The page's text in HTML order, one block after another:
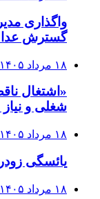
واگذاری
گسترش
۱۸ مرداد ۱۴۰۵
«اشتغال
شغلی و نیاز
۱۸ مرداد ۱۴۰۵
یائسگی
۱۸ مرداد ۱۴۰۵